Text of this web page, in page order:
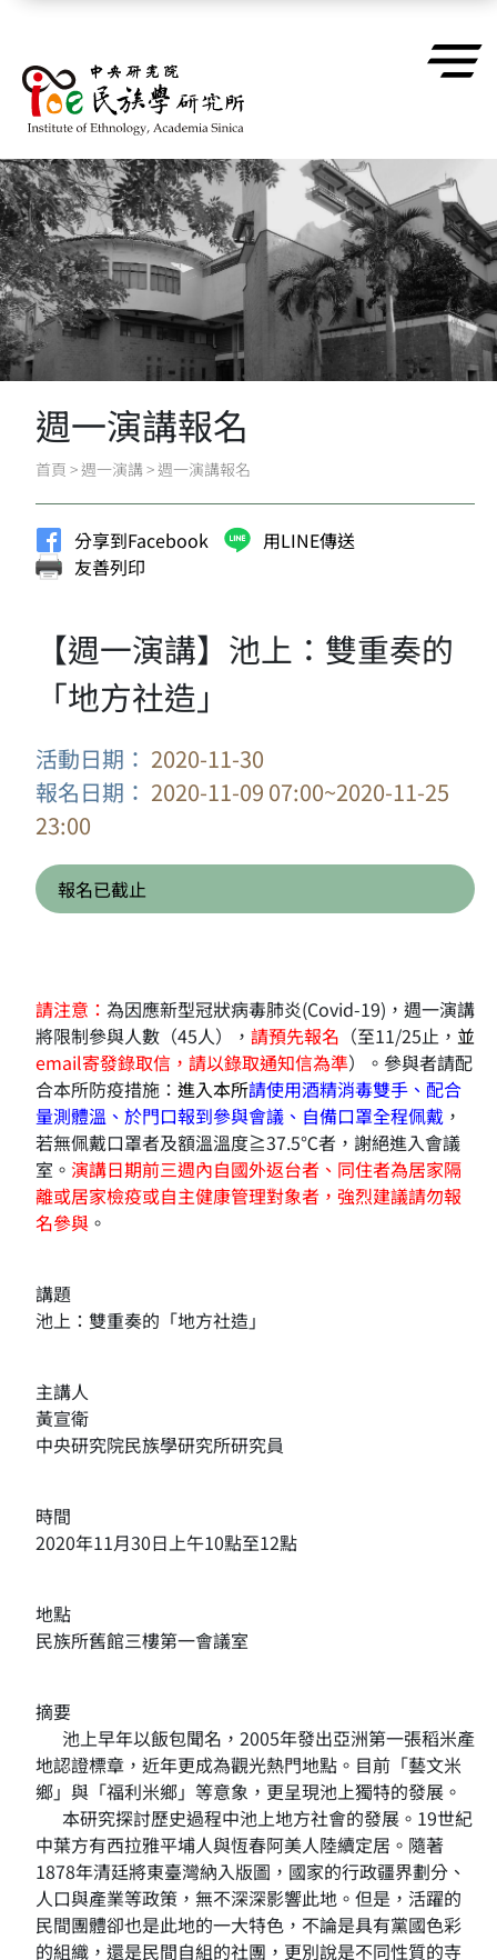
週一演講報名
首頁 >週一演講>週一演講報名
分享到Facebook
用LINE傳送
友善列印
【週一演講】池上：雙重奏的
「地方社造」
活動日期： 2020-11-30
報名日期： 2020-11-09 07:00~2020-11-25
23:00
報名已截止
請注意： 為因應新型冠狀病毒肺炎(Covid-19)，週一演講
將限制參與人數（45人）， 請預先報名 （至11/25止， 並
email寄發錄取信，請以錄取通知信為準）。參與者請配
合本所防疫措施： 進入本所請使用酒精消毒雙手、配合
量測體溫、於門口報到參與會議、自備口罩全程佩戴 ，
若無佩戴口罩者及額溫溫度≧37.5℃者，謝絕進入會議
室。 演講日期前三週內自國外返台者、同住者為居家隔
離或居家檢疫或自主健康管理對象者， 強烈建議請勿報
名參與 。
講題
池上：雙重奏的「地方社造」
主講人
黃宣衛
中央研究院民族學研究所研究員
時間
2020年11月30日上午10點至12點
地點
民族所舊館三樓第一會議室
摘要
池上早年以飯包聞名，2005年發出亞洲第一張稻米產
地認證標章，近年更成為觀光熱門地點。目前「藝文米
鄉」與「福利米鄉」等意象，更呈現池上獨特的發展。
本研究探討歷史過程中池上地方社會的發展。19世紀
中葉方有西拉雅平埔人與恆春阿美人陸續定居。隨著
1878年清廷將東臺灣納入版圖，國家的行政疆界劃分、
人口與產業等政策，無不深深影響此地。但是，活躍的
民間團體卻也是此地的一大特色，不論是具有黨國色彩
的組織，還是民間自組的社團，更別說是不同性質的寺